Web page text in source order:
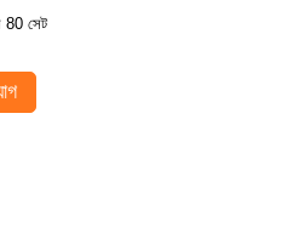
80 সেট